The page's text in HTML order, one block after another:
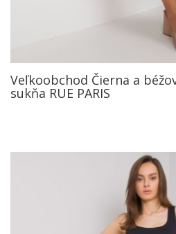
Veľkoobchod Čierna a
sukňa RUE PARIS